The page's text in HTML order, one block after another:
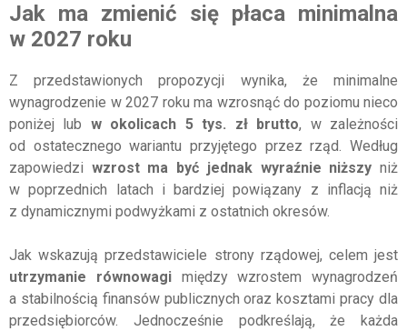
Jak ma zmienić się płaca minimalna
w 2027 roku
Z przedstawionych propozycji wynika, że minimalne
wynagrodzenie w 2027 roku ma wzrosnąć do poziomu nieco
poniżej lub w okolicach 5 tys. zł brutto, w zależności
od ostatecznego wariantu przyjętego przez rząd. Według
zapowiedzi wzrost ma być jednak wyraźnie niższy niż
w poprzednich latach i bardziej powiązany z inflacją niż
z dynamicznymi podwyżkami z ostatnich okresów.
Jak wskazują przedstawiciele strony rządowej, celem jest
utrzymanie równowagimiędzy wzrostem wynagrodzeń
a stabilnością finansów publicznych oraz kosztami pracy dla
przedsiębiorców. Jednocześnie podkreślają, że każda